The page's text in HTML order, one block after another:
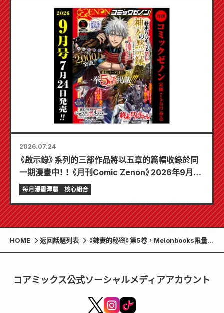
2026.07.24
《啟示錄》系列的三部作品將以五章的篇幅收錄於同
一期漫畫中！ ！ 《月刊Comic Zenon》2026年9月刊
將於7月24日發售！ ！
每月漫畫澤農 核心組合
HOME 返回話題列表
《辣妻的秘密》第5卷，Melonbooks限量
版，附贈壓克力杯墊，6月19日發售！
コアミックス公式ソーシャルメディアアカウント